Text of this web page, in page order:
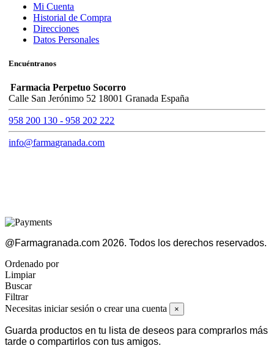
Mi Cuenta
Historial de Compra
Direcciones
Datos Personales
Encuéntranos
Farmacia Perpetuo Socorro
Calle San Jerónimo 52 18001 Granada España
958 200 130 - 958 202 222
info@farmagranada.com
@Farmagranada.com 2026. Todos los derechos reservados.
Ordenado por
Limpiar
Buscar
Filtrar
Necesitas iniciar sesión o crear una cuenta
×
Guarda productos en tu lista de deseos para comprarlos más
tarde o compartirlos con tus amigos.